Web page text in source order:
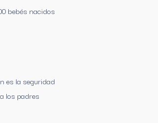
bebés nacidos
es la seguridad
los padres